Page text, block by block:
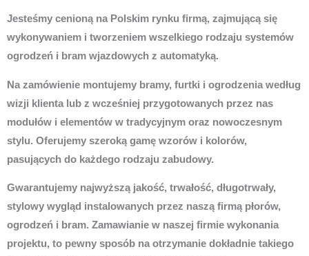
Jesteśmy cenioną na Polskim rynku firmą, zajmującą się
wykonywaniem i tworzeniem wszelkiego rodzaju systemów
ogrodzeń i bram wjazdowych z automatyką.
Na zamówienie montujemy bramy, furtki i ogrodzenia według
wizji klienta lub z wcześniej przygotowanych przez nas
modułów i elementów w tradycyjnym oraz nowoczesnym
stylu. Oferujemy szeroką gamę wzorów i kolorów,
pasujących do każdego rodzaju zabudowy.
Gwarantujemy najwyższą jakość, trwałość, długotrwały,
stylowy wygląd instalowanych przez naszą firmą płorów,
ogrodzeń i bram. Zamawianie w naszej firmie wykonania
projektu, to pewny sposób na otrzymanie dokładnie takiego